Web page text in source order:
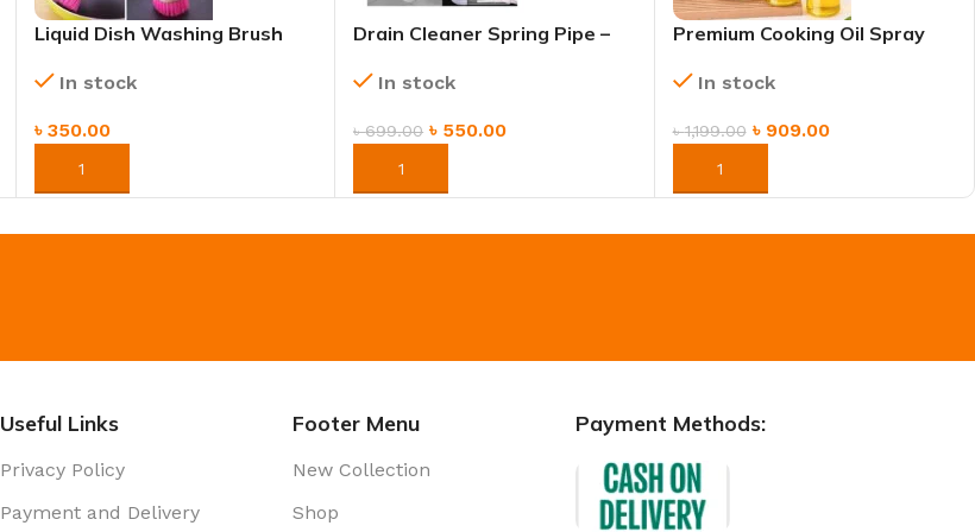
Liquid Dish Washing Brush
Kitchen Cleaning Tool
In stock
৳ 350.00
ORDER NOW
Drain Cleaner Spring Pipe –
Sink, Kitchen & Bathroom
In stock
৳699.00 ৳ 550.00
ORDER NOW
Premium Cooking Oil Spray
Aerosol Dispenser
In stock
৳1,199.00 ৳ 909.00
ORDER NOW
Useful Links
Privacy Policy
Payment and Delivery
Footer Menu
New Collection
Shop
Payment Methods: